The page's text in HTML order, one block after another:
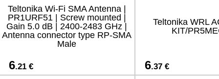
Teltonika Wi-Fi SMA Antenna |
PR1URF51 | Screw mounted |
Gain 5.0 dB | 2400-2483 GHz |
Antenna connector type RP-SMA
Male
6.21 €
Teltonika WRL
KIT/
6.37 €